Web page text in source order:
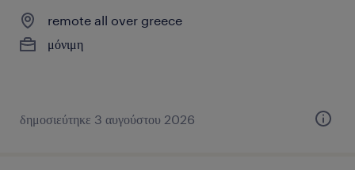
remote all over greece
μόνιμη
δημοσιεύτηκε 3 αυγούστου 2026